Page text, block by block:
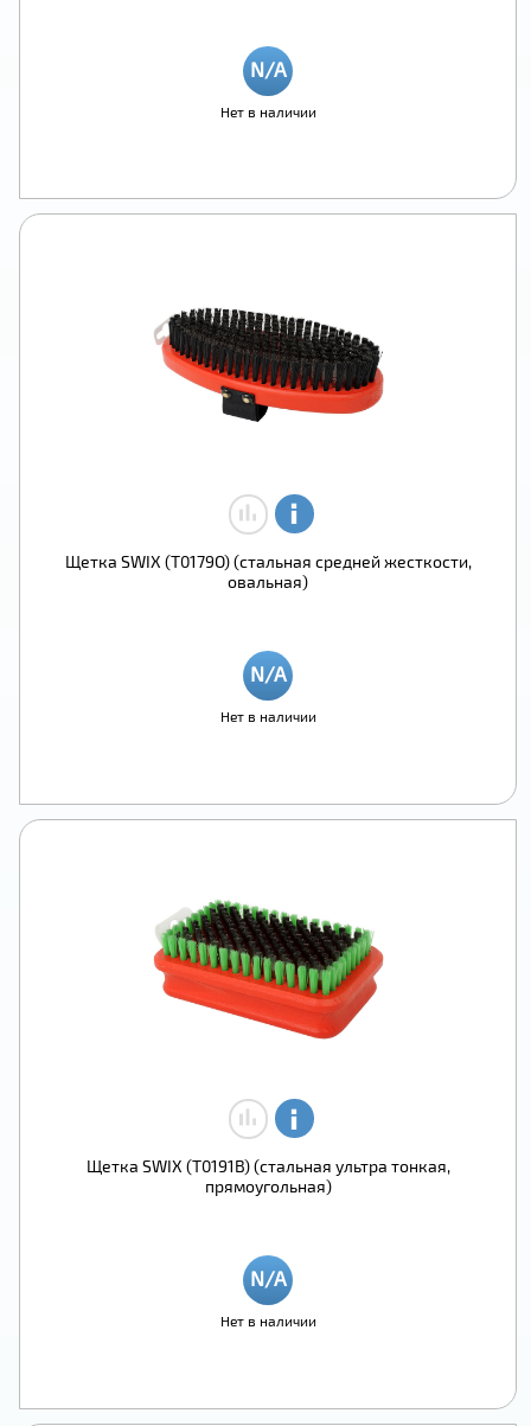
Нет в наличии
Щетка SWIX (T0179O) (стальная средней жесткости,
овальная)
Нет в наличии
Щетка SWIX (T0191B) (стальная ультра тонкая,
прямоугольная)
Нет в наличии